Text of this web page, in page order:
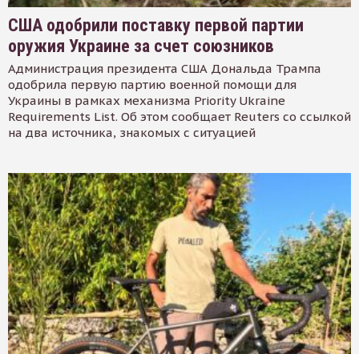
США одобрили поставку первой партии
оружия Украине за счет союзников
Администрация президента США Дональда Трампа
одобрила первую партию военной помощи для
Украины в рамках механизма Priority Ukraine
Requirements List. Об этом сообщает Reuters со ссылкой
на два источника, знакомых с ситуацией